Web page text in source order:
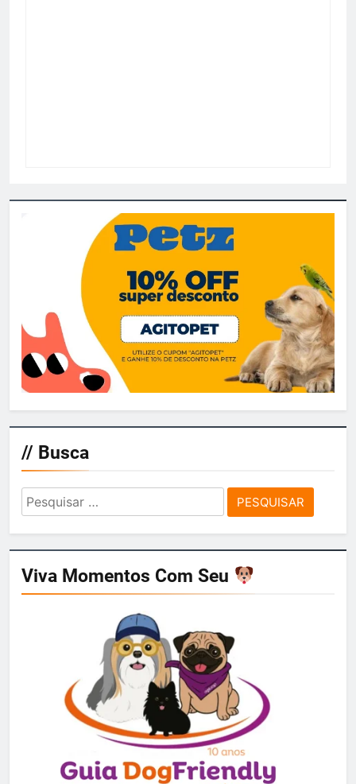
// Busca
Pesquisar
por:
Viva Momentos Com Seu